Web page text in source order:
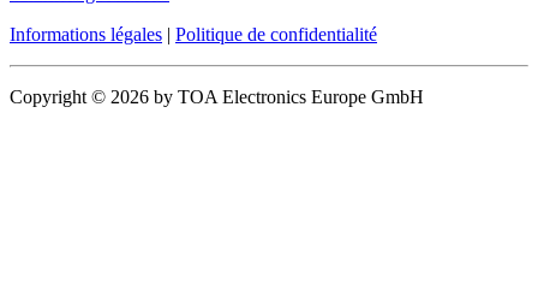
Informations légales | Politique de confidentialité
Copyright © 2026 by TOA Electronics Europe GmbH